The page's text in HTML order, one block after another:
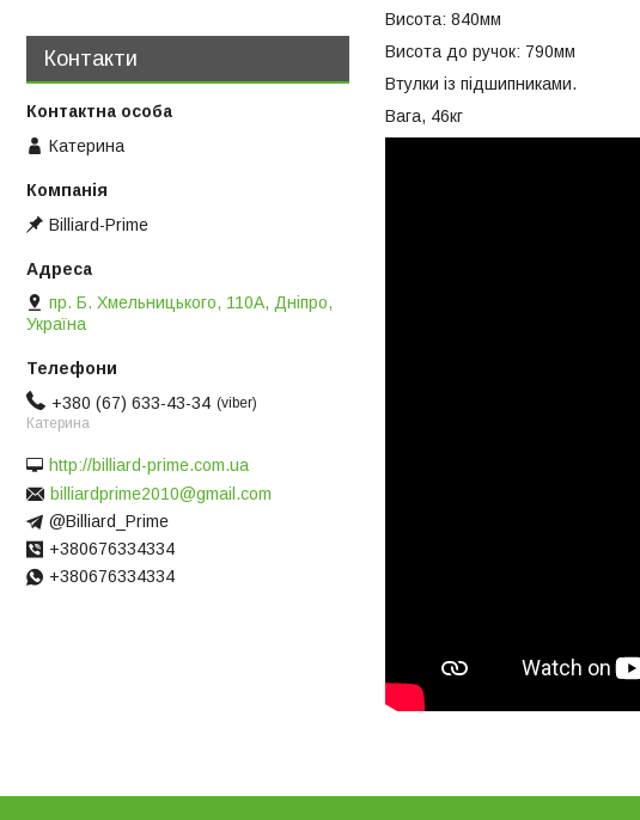
Висота: 840мм
Висота до ручок: 790мм
Втулки із підшипниками.
Вага, 46кг
Контакти
Катерина
Billiard-Prime
пр. Б. Хмельницького, 110А, Дніпро,
Україна
+380 (67) 633-43-34
viber
Катерина
http://billiard-prime.com.ua
billiardprime2010@gmail.com
@Billiard_Prime
+380676334334
+380676334334